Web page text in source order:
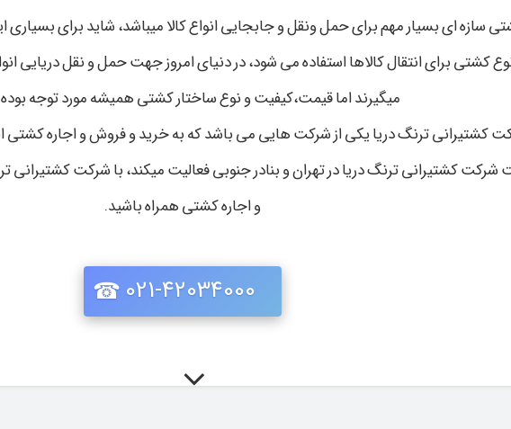
سازه ای بسیار مهم برای حمل ونقل و جابجایی انواع کالا میباشد، شاید برای بسیاری
کشتی برای انتقال کالاها استفاده می شود، در دنیای امروز جهت حمل و نقل دریایی
میگیرند اما قیمت،کیفیت و نوع ساختار کشتی همیشه مورد توجه
کشتیرانی ترنگ دریا یکی از شرکت هایی می باشد که به خرید و فروش و اجاره کشتی
شرکت کشتیرانی ترنگ دریا در تهران و بنادر جنوبی فعالیت میکند، با شرکت
و اجاره کشتی همراه باشید.
021-42034000